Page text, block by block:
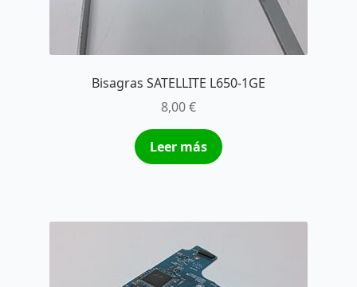
Bisagras SATELLITE L650-1GE
8,00€
Leer más